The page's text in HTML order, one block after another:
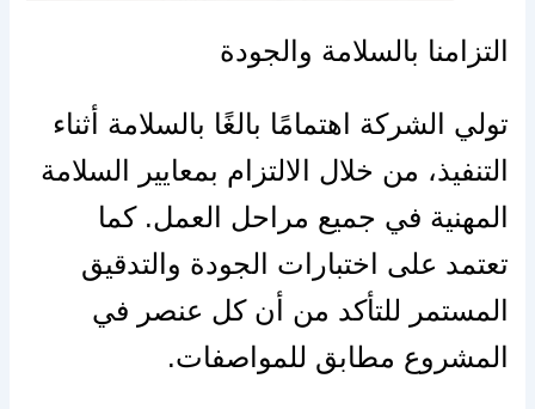
التزامنا بالسلامة والجودة
تولي الشركة اهتمامًا بالغًا بالسلامة أثناء
التنفيذ، من خلال الالتزام بمعايير السلامة
المهنية في جميع مراحل العمل. كما
تعتمد على اختبارات الجودة والتدقيق
المستمر للتأكد من أن كل عنصر في
المشروع مطابق للمواصفات.